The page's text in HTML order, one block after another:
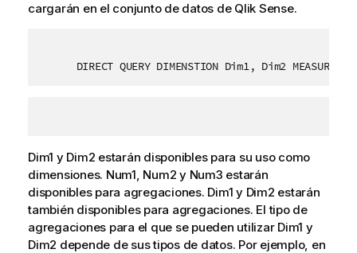
cargarán en el conjunto de datos de Qlik Sense.
DIRECT QUERY DIMENSTION Dim1, Dim2 MEASURE
Dim1 y Dim2 estarán disponibles para su uso como
dimensiones. Num1 Num2 y Num3 estarán
disponibles para agregaciones. Dim1 y Dim2 estarán
también disponibles para agregaciones. El tipo de
agregaciones para el que se pueden utilizar Dim1 y
Dim2 depende de sus tipos de datos. Por ejemplo, en